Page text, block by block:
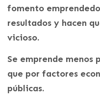
fomento
resultados y hacen
vicioso.
Se emprende menos
que por factores
públicas.